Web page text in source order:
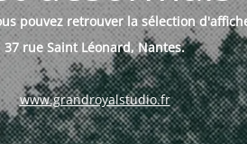
pouvez retrouver la sélection
37 rue Saint Léonard, Nantes.
www.grandroyalstudio.fr